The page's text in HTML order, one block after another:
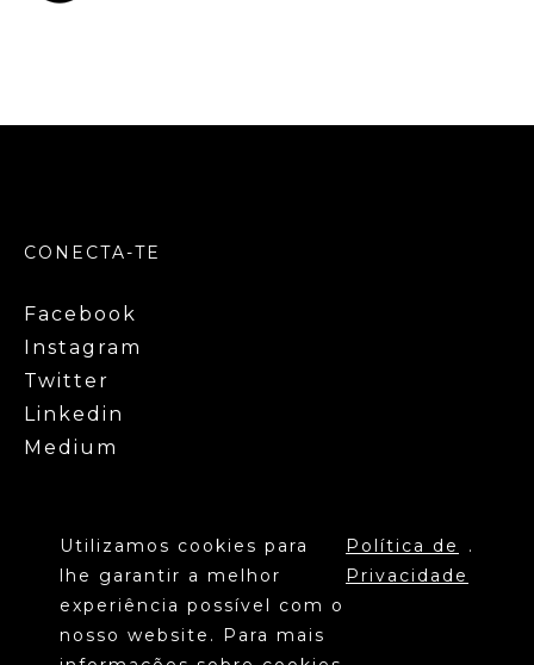
CONECTA-TE
Facebook
Instagram
Twitter
Linkedin
Medium
Utilizamos cookies para
lhe garantir a melhor
experiência possível com o
nosso website. Para mais
Política de
Privacidade
.